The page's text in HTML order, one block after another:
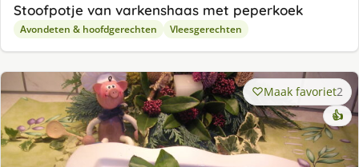
Stoofpotje van varkenshaas met peperkoek
Avondeten & hoofdgerechten Vleesgerechten
Maak favoriet2
👍